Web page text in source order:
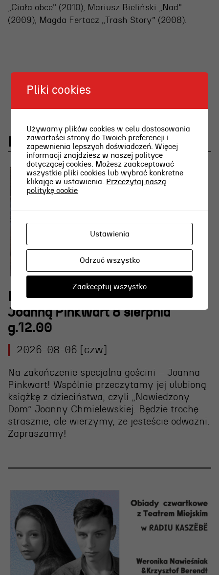
„Ciała obce” (2010), Mariusz Bieliński „Nad”
(2009), Magda Fertacz „Trash Story” (2008).
Najnowsze aktualności
Rodzinne Czytanki nad morzem z
Joanną Pinkwart 8 sierpnia
g.12.00
2026-08-06 [czw]
Na zakończenie specjalna gościni – Joanna
Pinkwart! Wspólnie przeczytamy jej ulubioną
książkę z dzieciństwa, czyli „Nawiedzony
Dom” Joanny Chmielewskiej. Będzie trochę
strasznie, ale wierzymy, że jesteście odważni.
Zapraszamy!
Pliki cookies
Używamy plików cookies w celu dostosowania
zawartości strony do Twoich preferencji i
zapewnienia lepszych doświadczeń. Więcej
informacji znajdziesz w naszej polityce
dotyczącej cookies. Możesz zaakceptować
wszystkie pliki cookies lub wybrać konkretne
klikając w ustawienia.
Przeczytaj naszą
politykę cookie
Ustawienia
Odrzuć wszystko
Zaakceptuj wszystko